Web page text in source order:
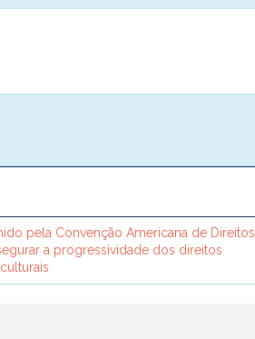
pela Convenção Americana de Direitos
a progressividade dos direitos